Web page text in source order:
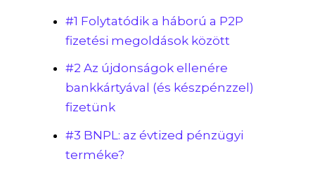
#1 Folytatódik a háború a P2P
fizetési megoldások között
#2 Az újdonságok ellenére
bankkártyával (és készpénzzel)
fizetünk
#3 BNPL: az évtized pénzügyi
terméke?